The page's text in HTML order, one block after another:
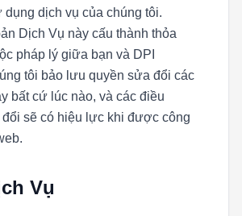
dụng dịch vụ của chúng tôi.
Dịch Vụ này cấu thành thỏa
pháp lý giữa bạn và DPI
tôi bảo lưu quyền sửa đổi các
bất cứ lúc nào, và các điều
đổi sẽ có hiệu lực khi được công
Vụ